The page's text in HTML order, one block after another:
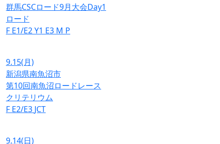
群馬CSCロード9月大会Day1
ロード
F E1/E2Y1 E3 M P
9.15(月)
新潟県南魚沼市
第10回南魚沼ロードレース
クリテリウム
F E2/E3 JCT
9.14(日)